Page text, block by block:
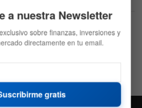
4.7k
a nuestra Newsletter
sobre finanzas, inversiones y
directamente en tu email.
gratis